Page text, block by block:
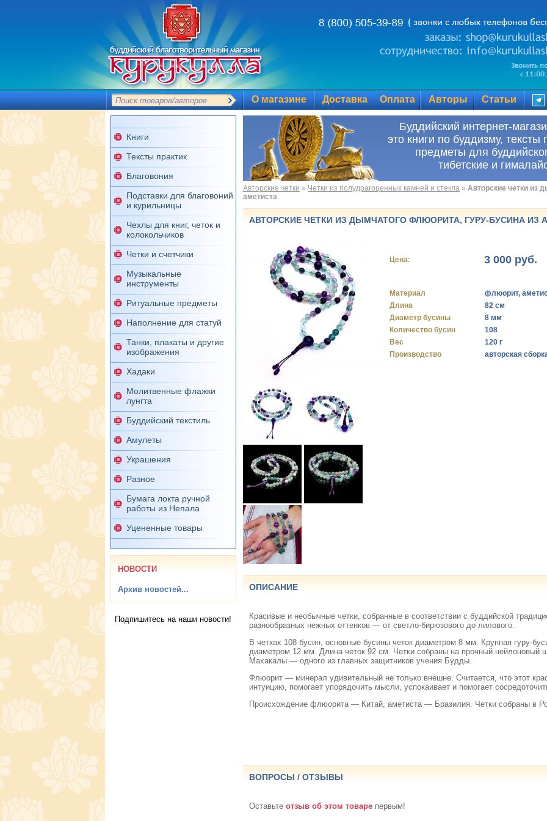
О магазине Доставка Оплата Авторы Статьи
Книги
Тексты практик
Благовония
Подставки для благовоний
и курильницы
Чехлы для книг, четок и
колокольчиков
Четки и счетчики
Музыкальные
инструменты
Ритуальные предметы
Наполнение для статуй
Танки, плакаты и другие
изображения
Хадаки
Молитвенные флажки
лунгта
Буддийский текстиль
Амулеты
Украшения
Разное
Бумага локта ручной
работы из Непала
Уцененные товары
НОВОСТИ
Архив новостей...
Подпишитесь на наши новости!
Буддийский
это книги по буддизму, тексты
предметы для
тибетские и
Авторские четки » Четки из полудрагоценных камней и стекла » Авторские четки из
аметиста
АВТОРСКИЕ ЧЕТКИ ИЗ ДЫМЧАТОГО ФЛЮОРИТА, ГУРУ-БУСИНА ИЗ
Цена: 3 000 руб.
Материал
флюорит,
Длина
82 см
Диаметр бусины
8 мм
Количество бусин
108
Вес
120 г
Производство
авторская
ОПИСАНИЕ
Красивые и необычные четки, собранные в соответствии с буддийской
разнообразных нежных оттенков — от светло-бирюзового до лилового.
В четках 108 бусин, основные бусины четок диаметром 8 мм. Крупная гуру-
диаметром 12 мм. Длина четок 92 см. Четки собраны на прочный нейлоновый
Махакалы — одного из главных защитников учения Будды.
Флюорит — минерал удивительный не только внешне. Считается, что этот
интуицию, помогает упорядочить мысли, успокаивает и помогает
Происхождение флюорита — Китай, аметиста — Бразилия. Четки собраны в
ВОПРОСЫ / ОТЗЫВЫ
Оставьте отзыв об этом товаре первым!